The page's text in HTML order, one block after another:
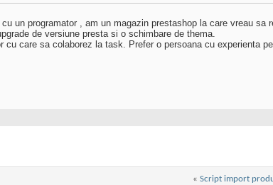
un programator , am un magazin prestashop la care vreau
de versiune presta si o schimbare de thema.
cu care sa colaborez la task. Prefer o persoana cu experienta
« Script import